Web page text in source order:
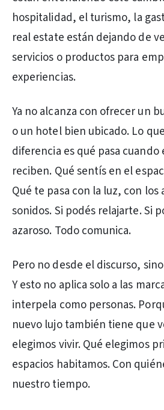
hospitalidad, el turismo, la
real estate están dejando de
servicios o productos para
experiencias.
Ya no alcanza con ofrecer un
o un hotel bien ubicado. Lo
diferencia es qué pasa cuando
reciben. Qué sentís en el
Qué te pasa con la luz, con los
sonidos. Si podés relajarte. Si
azaroso. Todo comunica.
Pero no desde el discurso,
Y esto no aplica solo a las
interpela como personas.
nuevo lujo también tiene que
elegimos vivir. Qué elegimos
espacios habitamos. Con
nuestro tiempo.